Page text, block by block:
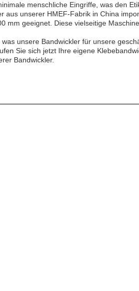
menschliche Eingriffe, was den
unserer HMEF-Fabrik in China
mm geeignet. Diese vielseitige
unsere Bandwickler für unsere
Sie sich jetzt Ihre eigene
Bandwickler.